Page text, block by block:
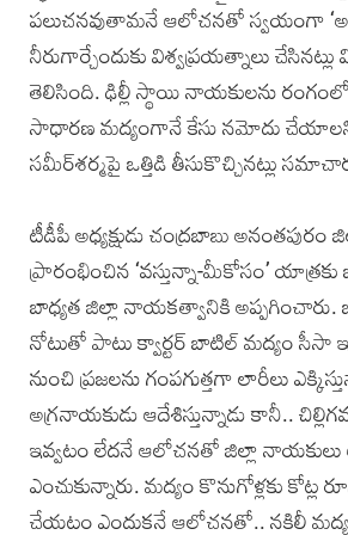
పలుచనవుతామనే ఆలోచనతో స్వయంగా
నీరుగార్చేందుకు విశ్వప్రయత్నాలు
తెలిసింది. ఢిల్లీ స్థాయి నాయకులను
సాధారణ మద్యంగానే కేసు నమోదు
సమీర్‌శర్మపై ఒత్తిడి తీసుకొచ్చినట్లు
టీడీపీ అధ్యక్షుడు చంద్రబాబు అనంతపురం
ప్రారంభించిన ‘వస్తున్నా-మీకోసం’
బాధ్యత జిల్లా నాయకత్వానికి అప్పగించారు.
నోటుతో పాటు క్వార్టర్ బాటిల్ మద్యం సీసా
నుంచి ప్రజలను గంపగుత్తగా లారీలు
అగ్రనాయకుడు ఆదేశిస్తున్నాడు కానీ..
ఇవ్వటం లేదనే ఆలోచనతో జిల్లా నాయకులు
ఎంచుకున్నారు. మద్యం కొనుగోళ్లకు కోట్ల
చేయటం ఎందుకనే ఆలోచనతో.. నకిలీ